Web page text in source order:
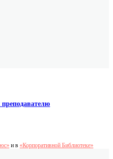
и в «Корпоративной Библиотеке»